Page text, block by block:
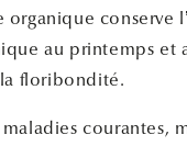
organique conserve
au printemps et
floribondité.
courantes,